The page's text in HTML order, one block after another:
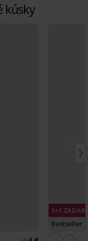
kúsky
3+1
Bestseller